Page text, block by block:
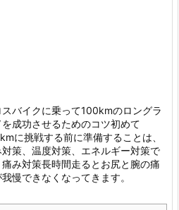
スバイクに乗って100kmのロングラ
を成功させるためのコツ初めて
に挑戦する前に準備することは、
策、温度対策、エネルギー対策で
痛み対策長時間走るとお尻と腕の痛
慢できなくなってきます。